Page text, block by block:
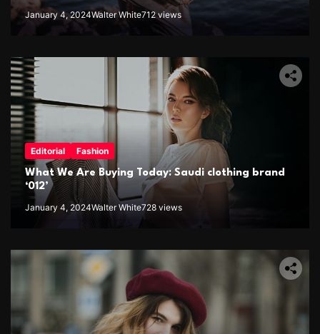
January 4, 2024Walter White712 views
Editorial Fashion
What We Are Buying Today: Saudi clothing brand
‘012’
January 4, 2024Walter White728 views